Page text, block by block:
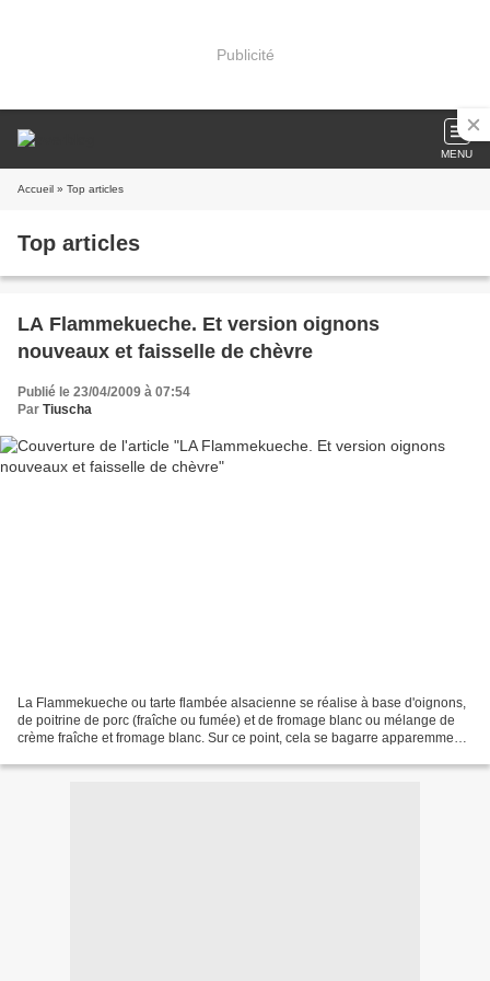
Publicité
MENU
Accueil » Top articles
Top articles
LA Flammekueche. Et version oignons
nouveaux et faisselle de chèvre
Publié le 23/04/2009 à 07:54
Par Tiuscha
La Flammekueche ou tarte flambée alsacienne se réalise à base d'oignons,
de poitrine de porc (fraîche ou fumée) et de fromage blanc ou mélange de
crème fraîche et fromage blanc. Sur ce point, cela se bagarre apparemment